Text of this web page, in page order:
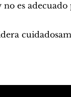
es adecuado